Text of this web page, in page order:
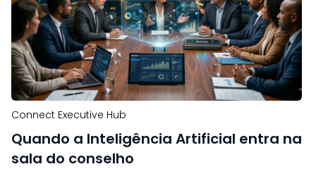
Connect Executive Hub
Quando a Inteligência Artificial entra na
sala do conselho